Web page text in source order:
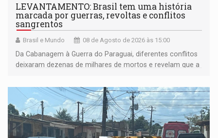
LEVANTAMENTO: Brasil tem uma história
marcada por guerras, revoltas e conflitos
sangrentos
Brasil e Mundo 08 de Agosto de 2026 às 15:00
Da Cabanagem à Guerra do Paraguai, diferentes conflitos
deixaram dezenas de milhares de mortos e revelam que a
territoriais e sociais